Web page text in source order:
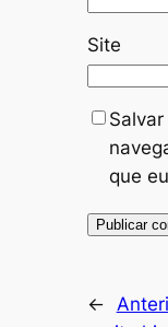
Site
que
←